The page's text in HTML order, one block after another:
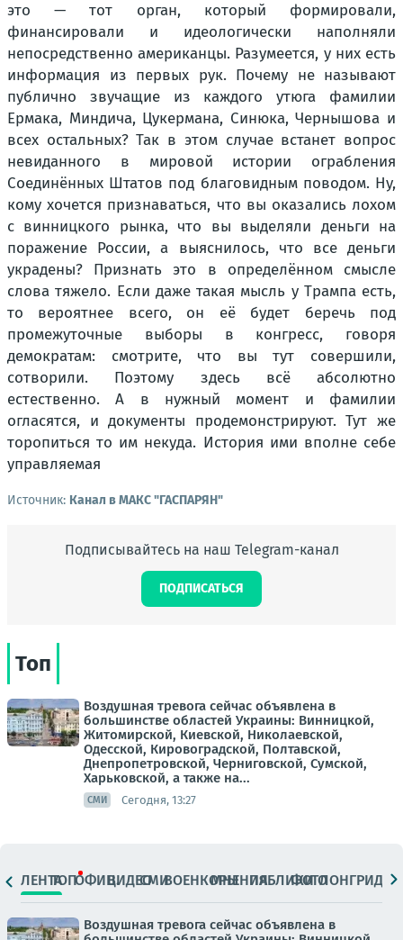
это — тот орган, который формировали,
финансировали и идеологически наполняли
непосредственно американцы. Разумеется, у них есть
информация из первых рук. Почему не называют
публично звучащие из каждого утюга фамилии
Ермака, Миндича, Цукермана, Синюка, Чернышова и
всех остальных? Так в этом случае встанет вопрос
невиданного в мировой истории ограбления
Соединённых Штатов под благовидным поводом. Ну,
кому хочется признаваться, что вы оказались лохом
с винницкого рынка, что вы выделяли деньги на
поражение России, а выяснилось, что все деньги
украдены? Признать это в определённом смысле
слова тяжело. Если даже такая мысль у Трампа есть,
то вероятнее всего, он её будет беречь под
промежуточные выборы в конгресс, говоря
демократам: смотрите, что вы тут совершили,
сотворили. Поэтому здесь всё абсолютно
естественно. А в нужный момент и фамилии
огласятся, и документы продемонстрируют. Тут же
торопиться то им некуда. История ими вполне себе
управляемая
Источник: Канал в МАКС "ГАСПАРЯН"
Подписывайтесь на наш Telegram-канал
ПОДПИСАТЬСЯ
Топ
Воздушная тревога сейчас объявлена в
большинстве областей Украины: Винницкой,
Житомирской, Киевской, Николаевской,
Одесской, Кировоградской, Полтавской,
Днепропетровской, Черниговской, Сумской,
Харьковской, а также на...
СМИ Сегодня, 13:27
ЛЕНТАТОПОФИЦ.ВИДЕОСМИВОЕНКОРЫМНЕНИЯПАБЛИКИ
ФОТОЛОНГРИДЫ
Воздушная тревога сейчас объявлена в